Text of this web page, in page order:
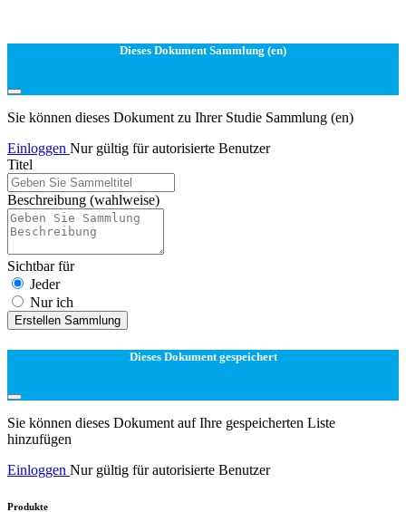
Dieses Dokument Sammlung (en)
Sie können dieses Dokument zu Ihrer Studie Sammlung (en)
Einloggen Nur gültig für autorisierte Benutzer
Titel
Beschreibung (wahlweise)
Sichtbar für
Jeder
Nur ich
Erstellen Sammlung
Dieses Dokument gespeichert
Sie können dieses Dokument auf Ihre gespeicherten Liste
hinzufügen
Einloggen Nur gültig für autorisierte Benutzer
Produkte